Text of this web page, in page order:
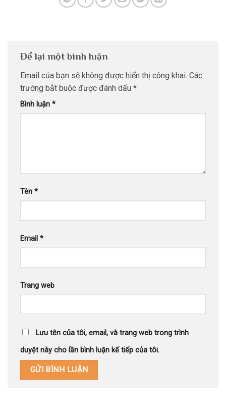
Để lại một bình luận
Email của bạn sẽ không được hiển thị công khai. Các
trường bắt buộc được đánh dấu *
Bình luận *
Tên *
Email *
Trang web
Lưu tên của tôi, email, và trang web trong trình
duyệt này cho lần bình luận kế tiếp của tôi.